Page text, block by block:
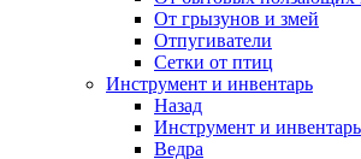
От грызунов и змей
Отпугиватели
Сетки от птиц
Инструмент и инвентарь
Назад
Инструмент и инвентарь
Ведра